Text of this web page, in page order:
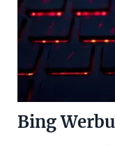
Bing